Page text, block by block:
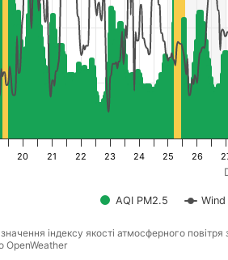
індексу якості атмосферного
OpenWeather
AQI PM2.5
20 21 22 23 24 25 26